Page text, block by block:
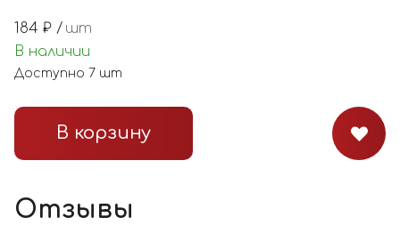
184 ₽ / шт
В наличии
Доступно 7 шт
В корзину
Отзывы